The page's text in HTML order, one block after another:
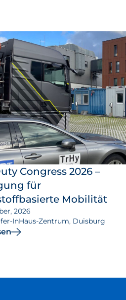
Congress 2026 –
für
Mobilität
2026
InHaus-Zentrum, Duisburg